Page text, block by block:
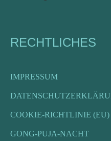
d
e
s
e
RECHTLICHES
IMPRESSUM
COOKIE-RICHTLINIE (EU)
GONG-PUJA-NACHT